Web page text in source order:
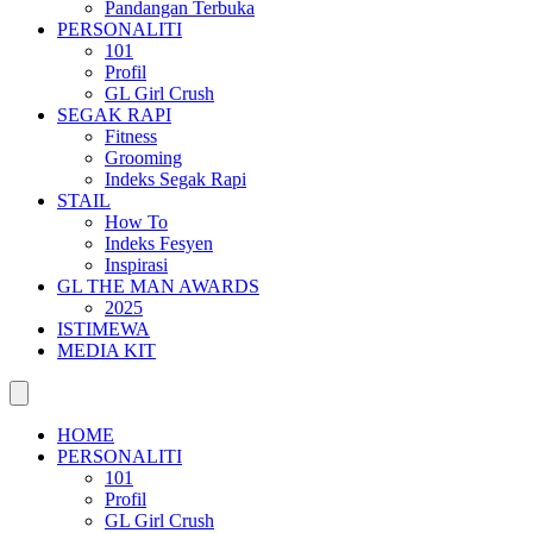
Pandangan Terbuka
PERSONALITI
101
Profil
GL Girl Crush
SEGAK RAPI
Fitness
Grooming
Indeks Segak Rapi
STAIL
How To
Indeks Fesyen
Inspirasi
GL THE MAN AWARDS
2025
ISTIMEWA
MEDIA KIT
HOME
PERSONALITI
101
Profil
GL Girl Crush